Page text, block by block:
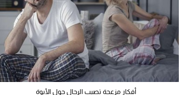
أفكار مزعجة تصيب الرجال حول الأبوة